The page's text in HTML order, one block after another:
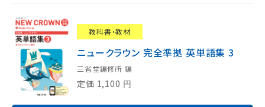
教科書・教材
ニュークラウン 完全準拠 英単語集 3
三省堂編修所 編
定価 1,100 円